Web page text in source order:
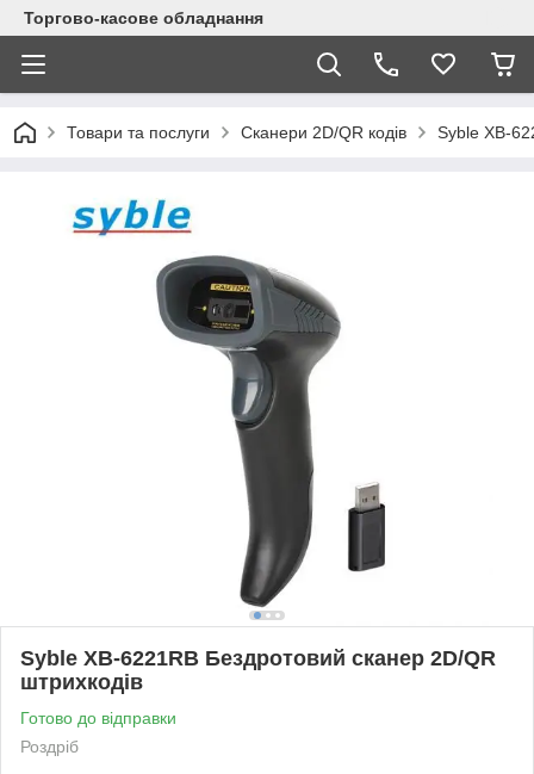
Торгово-касове обладнання
Товари та послуги Сканери 2D/QR кодів Syble XB-
Syble XB-6221RB Бездротовий сканер 2D/QR
штрихкодів
Готово до відправки
Роздріб